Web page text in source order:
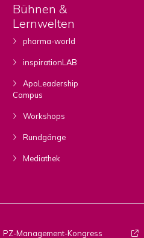
Bühnen &
Lernwelten
pharma-world
inspirationLAB
ApoLeadership
Campus
Workshops
Rundgänge
Mediathek
PZ-Management-Kongress